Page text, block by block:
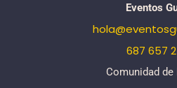
Eventos
687 657
Comunidad de